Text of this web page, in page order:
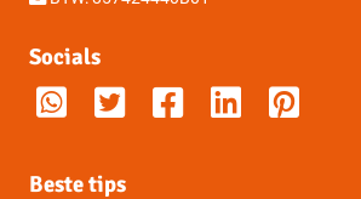
Socials
Beste tips